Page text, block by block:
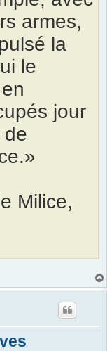
armes,
la
le
jour
de
Milice,